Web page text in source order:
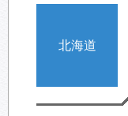
北海道